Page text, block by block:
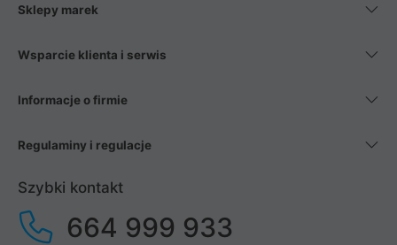
Sklepy marek
Wsparcie klienta i serwis
Informacje o firmie
Regulaminy i regulacje
Szybki kontakt
664 999 933